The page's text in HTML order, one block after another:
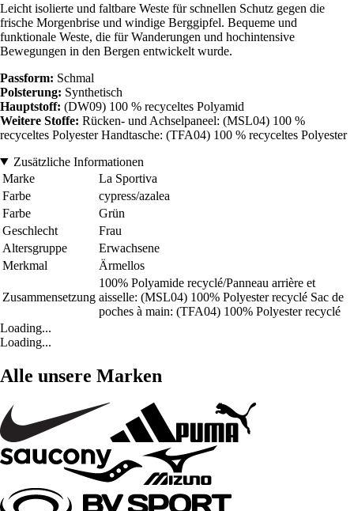
Leicht isolierte und faltbare Weste für schnellen Schutz gegen die
frische Morgenbrise und windige Berggipfel. Bequeme und
funktionale Weste, die für Wanderungen und hochintensive
Bewegungen in den Bergen entwickelt wurde.
Passform: Schmal
Polsterung: Synthetisch
Hauptstoff: (DW09) 100 % recyceltes Polyamid
Weitere Stoffe: Rücken- und Achselpaneel: (MSL04) 100 %
recyceltes Polyester Handtasche: (TFA04) 100 % recyceltes Polyester
Zusätzliche Informationen
Marke
La Sportiva
Farbe
cypress/azalea
Farbe
Grün
Geschlecht
Frau
Altersgruppe
Erwachsene
Merkmal
Ärmellos
Zusammensetzung
100% Polyamide recyclé/Panneau arrière et
aisselle: (MSL04) 100% Polyester recyclé Sac de
poches à main: (TFA04) 100% Polyester recyclé
Loading...
Loading...
Alle unsere Marken